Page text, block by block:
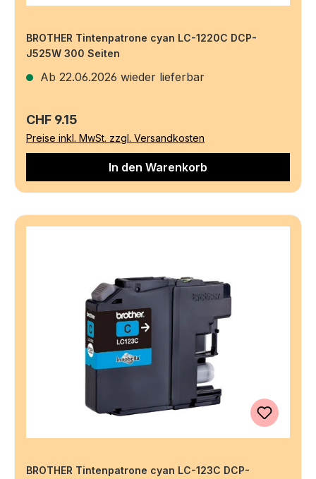
BROTHER Tintenpatrone cyan LC-1220C DCP-
J525W 300 Seiten
Ab 22.06.2026 wieder lieferbar
Regulärer Preis:
CHF 9.15
Preise inkl. MwSt. zzgl. Versandkosten
In den Warenkorb
BROTHER Tintenpatrone cyan LC-123C DCP-